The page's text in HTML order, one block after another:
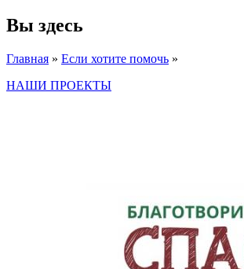
Вы здесь
Главная » Если хотите помочь »
НАШИ ПРОЕКТЫ